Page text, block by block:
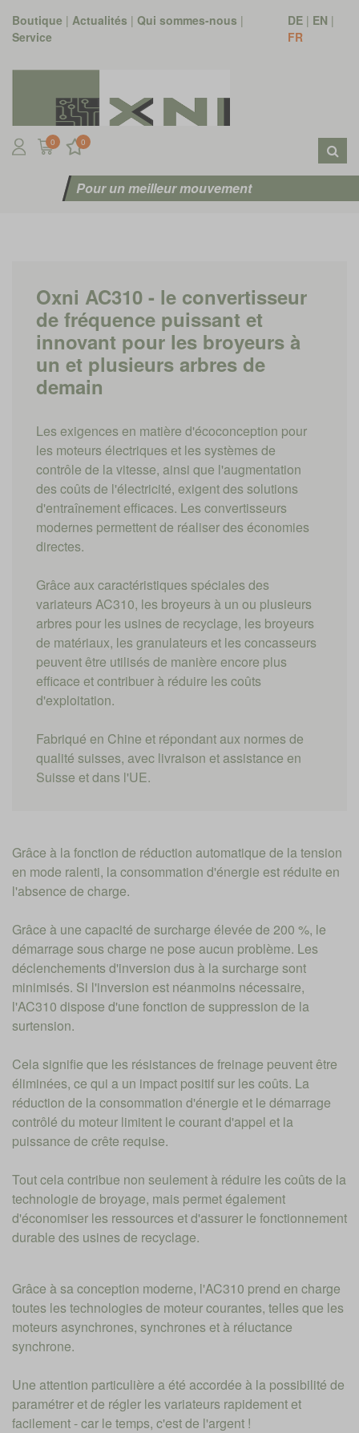
Boutique | Actualités | Qui sommes-nous |
Service
DE| EN |
FR
0 0
Pour un meilleur mouvement
Oxni AC310 - le convertisseur
de fréquence puissant et
innovant pour les broyeurs à
un et plusieurs arbres de
demain
Les exigences en matière d'écoconception pour
les moteurs électriques et les systèmes de
contrôle de la vitesse, ainsi que l'augmentation
des coûts de l'électricité, exigent des solutions
d'entraînement efficaces. Les convertisseurs
modernes permettent de réaliser des économies
directes.
Grâce aux caractéristiques spéciales des
variateurs AC310, les broyeurs à un ou plusieurs
arbres pour les usines de recyclage, les broyeurs
de matériaux, les granulateurs et les concasseurs
peuvent être utilisés de manière encore plus
efficace et contribuer à réduire les coûts
d'exploitation.
Fabriqué en Chine et répondant aux normes de
qualité suisses, avec livraison et assistance en
Suisse et dans l'UE.
Grâce à la fonction de réduction automatique de la tension
en mode ralenti, la consommation d'énergie est réduite en
l'absence de charge.
Grâce à une capacité de surcharge élevée de 200 %, le
démarrage sous charge ne pose aucun problème. Les
déclenchements d'inversion dus à la surcharge sont
minimisés. Si l'inversion est néanmoins nécessaire,
l'AC310 dispose d'une fonction de suppression de la
surtension.
Cela signifie que les résistances de freinage peuvent être
éliminées, ce qui a un impact positif sur les coûts. La
réduction de la consommation d'énergie et le démarrage
contrôlé du moteur limitent le courant d'appel et la
puissance de crête requise.
Tout cela contribue non seulement à réduire les coûts de la
technologie de broyage, mais permet également
d'économiser les ressources et d'assurer le fonctionnement
durable des usines de recyclage.
Grâce à sa conception moderne, l'AC310 prend en charge
toutes les technologies de moteur courantes, telles que les
moteurs asynchrones, synchrones et à réluctance
synchrone.
Une attention particulière a été accordée à la possibilité de
paramétrer et de régler les variateurs rapidement et
facilement - car le temps, c'est de l'argent !